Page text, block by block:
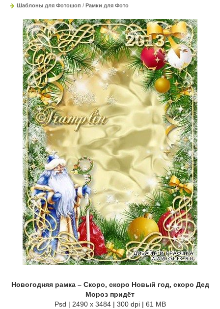
Шаблоны для Фотошоп / Рамки для Фото
Новогодняя рамка – Скоро, скоро Новый год, скоро Дед
Мороз придёт
Psd | 2490 x 3484 | 300 dpi | 61 MB